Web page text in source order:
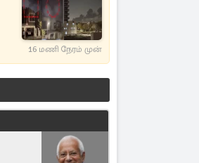
16 மணி நேரம் முன்